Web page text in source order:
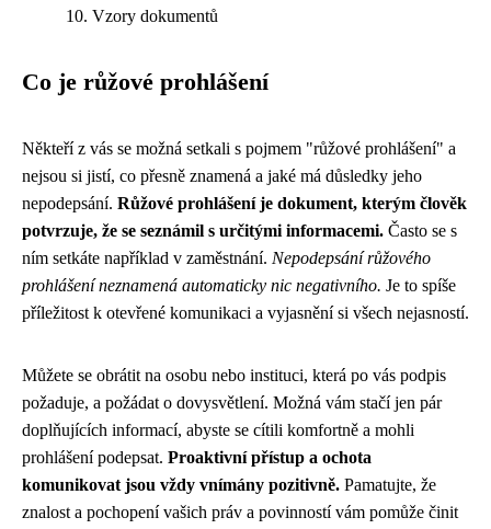
Vzory dokumentů
Co je růžové prohlášení
Někteří z vás se možná setkali s pojmem "růžové prohlášení" a
nejsou si jistí, co přesně znamená a jaké má důsledky jeho
nepodepsání. Růžové prohlášení je dokument, kterým člověk
potvrzuje, že se seznámil s určitými informacemi. Často se s
ním setkáte například v zaměstnání. Nepodepsání růžového
prohlášení neznamená automaticky nic negativního. Je to spíše
příležitost k otevřené komunikaci a vyjasnění si všech nejasností.
Můžete se obrátit na osobu nebo instituci, která po vás podpis
požaduje, a požádat o dovysvětlení. Možná vám stačí jen pár
doplňujících informací, abyste se cítili komfortně a mohli
prohlášení podepsat. Proaktivní přístup a ochota
komunikovat jsou vždy vnímány pozitivně. Pamatujte, že
znalost a pochopení vašich práv a povinností vám pomůže činit